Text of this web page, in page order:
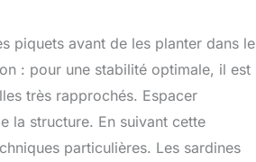
piquets avant de les planter dans le
: pour une stabilité optimale, il est
très rapprochés. Espacer
la structure. En suivant cette
particulières. Les sardines